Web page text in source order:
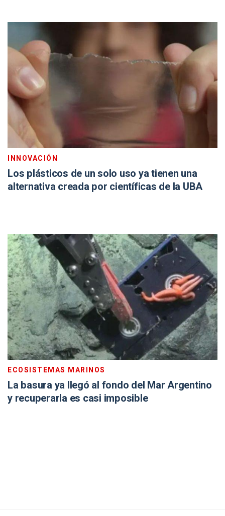
INNOVACIÓN
Los plásticos de un solo uso ya tienen una
alternativa creada por científicas de la UBA
ECOSISTEMAS MARINOS
La basura ya llegó al fondo del Mar Argentino
y recuperarla es casi imposible